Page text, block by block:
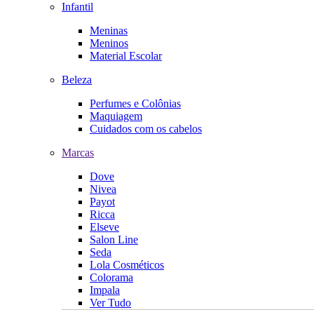
Infantil
Meninas
Meninos
Material Escolar
Beleza
Perfumes e Colônias
Maquiagem
Cuidados com os cabelos
Marcas
Dove
Nivea
Payot
Ricca
Elseve
Salon Line
Seda
Lola Cosméticos
Colorama
Impala
Ver Tudo